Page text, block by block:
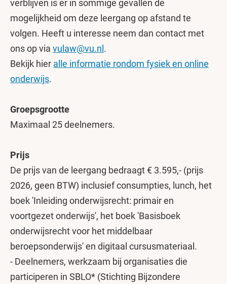
verblijven is er in sommige gevallen de
mogelijkheid om deze leergang op afstand te
volgen. Heeft u interesse neem dan contact met
ons op via vulaw@vu.nl .
Bekijk hier alle informatie rondom fysiek en online
onderwijs.
Groepsgrootte
Maximaal 25 deelnemers.
Prijs
De prijs van de leergang bedraagt € 3.595,- (prijs
2026, geen BTW) inclusief consumpties, lunch, het
boek 'Inleiding onderwijsrecht: primair en
voortgezet onderwijs', het boek 'Basisboek
onderwijsrecht voor het middelbaar
beroepsonderwijs' en digitaal cursusmateriaal.
- Deelnemers, werkzaam bij organisaties die
participeren in SBLO* (Stichting Bijzondere